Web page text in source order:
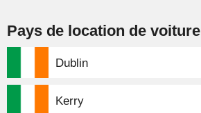
Pays de location de voiture
Dublin
Kerry